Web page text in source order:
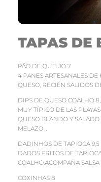
TAPAS DE
PÃO DE QUEIJO 7
4 PANES ARTESANALES
QUESO, RECIÉN SALIDOS
DIPS DE QUESO COALHO
MUY TÍPICO DE LAS
QUESO BLANDO Y
MELAZO. .
DADINHOS DE TAPIOCA 9,5
DADOS FRITOS DE
COALHO.ACOMPAÑA
COXINHAS 8